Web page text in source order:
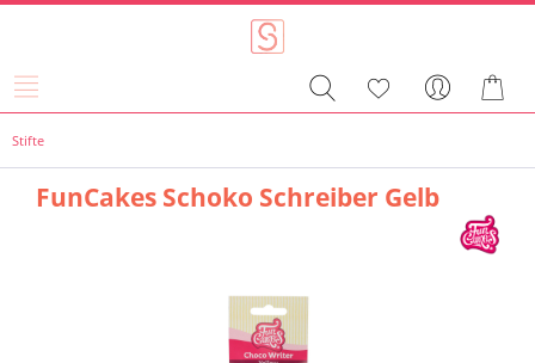
Stifte
FunCakes Schoko Schreiber Gelb